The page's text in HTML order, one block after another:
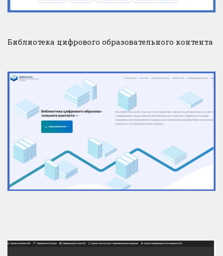
Библиотека цифрового образовательного контента